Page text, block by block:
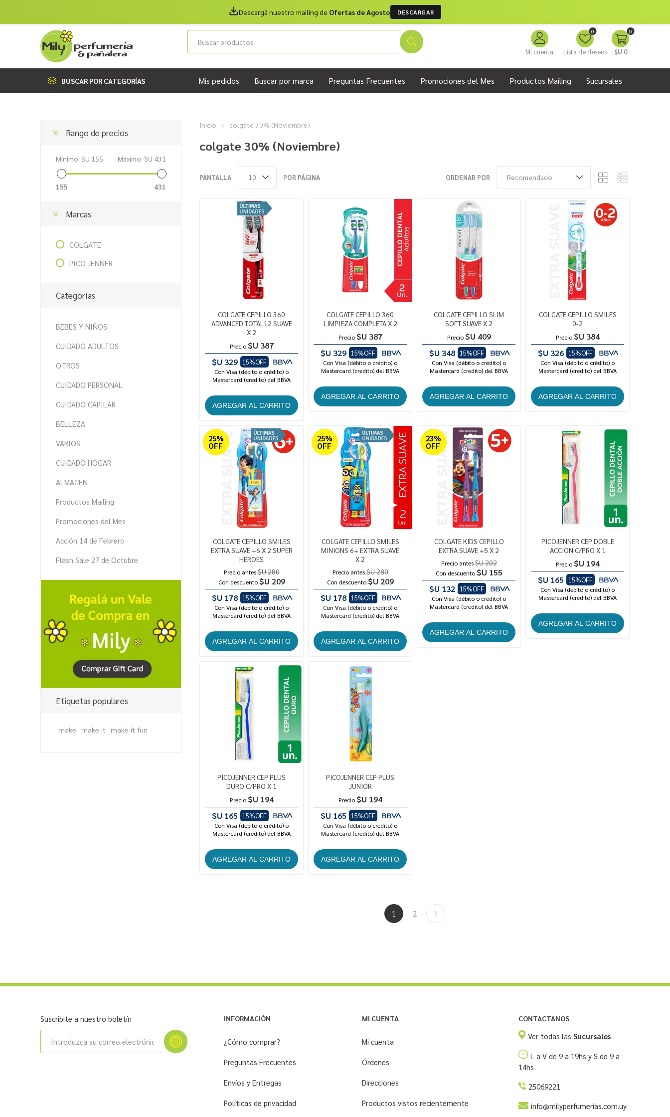
Descargá nuestro mailing de Ofertas de Agosto DESCARGAR
Mi cuenta Lista de deseos
0 0
$U 0
BUSCAR POR CATEGORÍAS Mis pedidos Buscar por marca Preguntas Frecuentes Promociones del Mes Productos Mailing Sucursales
Inicio colgate 30% (Noviembre)
colgate 30% (Noviembre)
ORDENAR POR
PANTALLA POR PÁGINA
COLGATE CEPILLO 360
ADVANCED TOTAL12 SUAVE
X 2
Precio $U 387
$U 329
15%OFF
Con Visa (débito o crédito) o
Mastercard (credito) del BBVA
COLGATE CEPILLO 360
LIMPIEZA COMPLETA X 2
Precio $U 387
$U 329
15%OFF
Con Visa (débito o crédito) o
Mastercard (credito) del BBVA
COLGATE CEPILLO SLIM
SOFT SUAVE X 2
Precio $U 409
$U 348
15%OFF
Con Visa (débito o crédito) o
Mastercard (credito) del BBVA
COLGATE CEPILLO SMILES
0-2
Precio $U 384
$U 326
15%OFF
Con Visa (débito o crédito) o
Mastercard (credito) del BBVA
25%
OFF
COLGATE CEPILLO SMILES
EXTRA SUAVE +6 X 2 SUPER
HEROES
Precio antes$U 280
Con descuento $U 209
$U 178
15%OFF
Con Visa (débito o crédito) o
Mastercard (credito) del BBVA
25%
OFF
COLGATE CEPILLO SMILES
MINIONS 6+ EXTRA SUAVE
X 2
Precio antes$U 280
Con descuento $U 209
$U 178
15%OFF
Con Visa (débito o crédito) o
Mastercard (credito) del BBVA
23%
OFF
COLGATE KIDS CEPILLO
EXTRA SUAVE +5 X 2
Precio antes$U 202
Con descuento $U 155
$U 132
15%OFF
Con Visa (débito o crédito) o
Mastercard (credito) del BBVA
PICOJENNER CEP DOBLE
ACCION C/PRO X 1
Precio $U 194
$U 165
15%OFF
Con Visa (débito o crédito) o
Mastercard (credito) del BBVA
PICOJENNER CEP PLUS
DURO C/PRO X 1
Precio $U 194
$U 165
15%OFF
Con Visa (débito o crédito) o
Mastercard (credito) del BBVA
PICOJENNER CEP PLUS
JUNIOR
Precio $U 194
$U 165
15%OFF
Con Visa (débito o crédito) o
Mastercard (credito) del BBVA
1 2
Rango de precios
Mínimo: $U 155 Máximo: $U 431
155 431
Marcas
COLGATE
PICO JENNER
Categorías
BEBES Y NIÑOS
CUIDADO ADULTOS
OTROS
CUIDADO PERSONAL
CUIDADO CAPILAR
BELLEZA
VARIOS
CUIDADO HOGAR
ALMACEN
Productos Mailing
Promociones del Mes
Acción 14 de Febrero
Flash Sale 27 de Octubre
Etiquetas populares
make make it make it fun
Suscribite a nuestro boletín INFORMACIÓN
¿Cómo comprar?
Preguntas Frecuentes
Envíos y Entregas
Políticas de privacidad
MI CUENTA
Mi cuenta
Órdenes
Direcciones
Productos vistos recientemente
CONTACTANOS
Ver todas las Sucursales
L a V de 9 a 19hs y S de 9 a
14hs
25069221
info@milyperfumerias.com.uy